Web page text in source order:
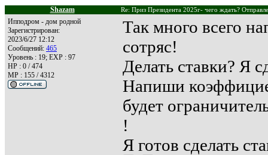
Shazam Re: Приз Президента 2025г- чего ждать?
Ипподром - дом родной
Зарегистрирован:
2023/6/27 12:12
Сообщений: 465
Уровень : 19; EXP : 97
HP : 0 / 474
MP : 155 / 4312
Так много всего
сотряс!
Делать ставки? Я
Напиши
будет
!
Я готов сделать